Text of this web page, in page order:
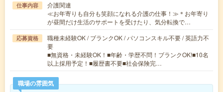
仕事内容
介護関連
≪お年寄りも自分も笑顔になれる介護の仕事！≫＊お年寄り
が昼間だけ生活のサポートを受けたり、気分転換で…
応募資格
職種未経験OK / ブランクOK / パソコンスキル不要 / 英語力不
要
■無資格・未経験OK！■年齢・学歴不問！ブランクOK!■10名
以上採用予定！■履歴書不要■社会保険完…
職場の雰囲気